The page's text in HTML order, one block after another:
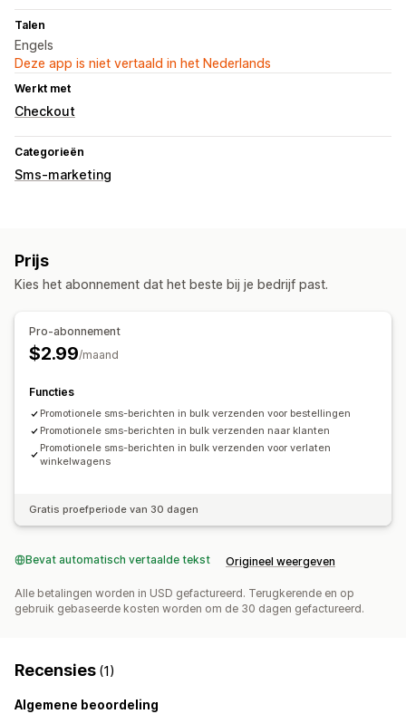
Talen
Engels
Deze app is niet vertaald in het Nederlands
Werkt met
Checkout
Categorieën
Sms-marketing
Prijs
Kies het abonnement dat het beste bij je bedrijf past.
Pro-abonnement
$2.99/maand
Functies
Promotionele sms-berichten in bulk verzenden voor bestellingen
Promotionele sms-berichten in bulk verzenden naar klanten
Promotionele sms-berichten in bulk verzenden voor verlaten
winkelwagens
Gratis proefperiode van 30 dagen
Bevat automatisch vertaalde tekst Origineel weergeven
Alle betalingen worden in USD gefactureerd. Terugkerende en op
gebruik gebaseerde kosten worden om de 30 dagen gefactureerd.
Recensies (1)
Algemene beoordeling